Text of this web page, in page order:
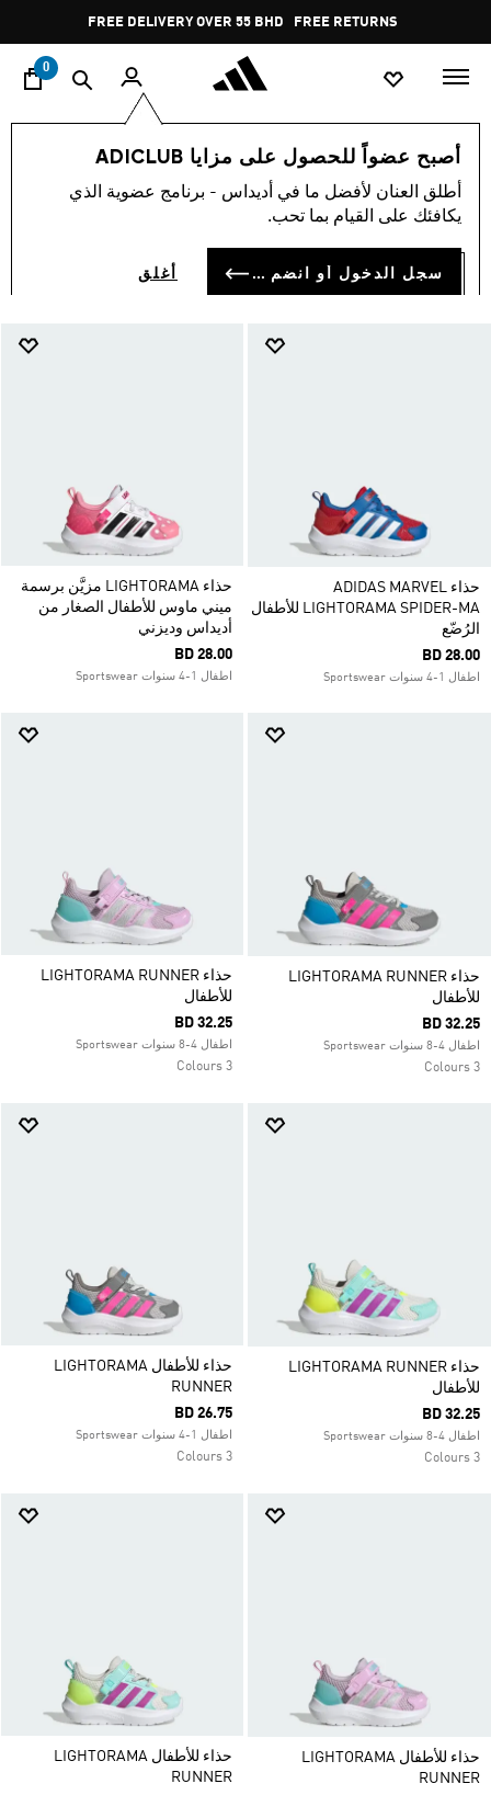
Pause
promotion
rotation
FREE RETURNS
0
أصبح عضواً للحصول على مزايا ADICLUB
أطلق العنان لأفضل ما في أديداس - برنامج عضوية الذي
يكافئك على القيام بما تحب.
سجل الدخول أو انضم الآن أغلق
الأطفال أحذية
أحذية الأطفال (917)
حذاء ADIDAS MARVEL
LIGHTORAMA SPIDER-MA للأطفال
الرُضّع
BD 28.00
اطفال 1-4 سنوات Sportswear
حذاء LIGHTORAMA مزيَّن برسمة
ميني ماوس للأطفال الصغار من
أديداس وديزني
BD 28.00
اطفال 1-4 سنوات Sportswear
حذاء LIGHTORAMA RUNNER
للأطفال
BD 32.25
اطفال 4-8 سنوات Sportswear
3 Colours
حذاء LIGHTORAMA RUNNER
للأطفال
BD 32.25
اطفال 4-8 سنوات Sportswear
3 Colours
حذاء LIGHTORAMA RUNNER
للأطفال
BD 32.25
اطفال 4-8 سنوات Sportswear
3 Colours
حذاء للأطفال LIGHTORAMA
RUNNER
BD 26.75
اطفال 1-4 سنوات Sportswear
3 Colours
حذاء للأطفال LIGHTORAMA
RUNNER
حذاء للأطفال LIGHTORAMA
RUNNER